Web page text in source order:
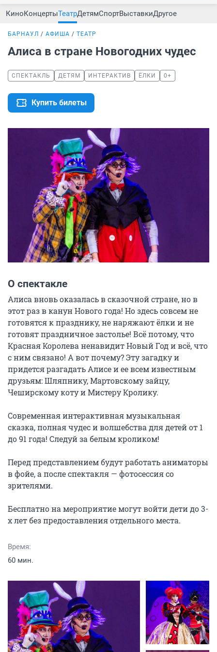
КиноКонцертыТеатрДетямСпортВыставкиДругое
БАРНАУЛ АФИША ТЕАТР
Алиса в стране Новогодних чудес
СПЕКТАКЛЬ ДЕТЯМ ИНТЕРАКТИВ ЁЛКИ 0+
Купить билеты
О спектакле
Алиса вновь оказалась в сказочной стране, но в
этот раз в канун Нового года! Но здесь совсем не
готовятся к празднику, не наряжают ёлки и не
готовят праздничное застолье! Всё потому, что
Красная Королева ненавидит Новый Год и всё, что
с ним связано! А вот почему? Эту загадку и
придется разгадать Алисе и ее всем известным
друзьям: Шляпнику, Мартовскому зайцу,
Чеширскому коту и Мистеру Кролику.
Современная интерактивная музыкальная
сказка, полная чудес и волшебства для детей от 1
до 91 года! Следуй за белым кроликом!
Перед представлением будут работать аниматоры
в фойе, а после спектакля — фотосессия со
зрителями.
Бесплатно на мероприятие могут войти дети до 3-
х лет без предоставления отдельного места.
Время:
60 мин.